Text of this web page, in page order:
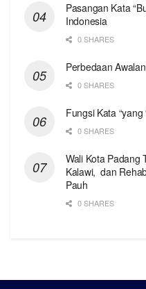
Pasangan Kata
Indonesia
0 SHARES
Perbedaan
0 SHARES
Fungsi Kata
0 SHARES
Wali Kota
Kalawi, dan
Pauh
0 SHARES